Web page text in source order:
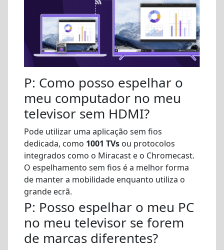
P: Como posso espelhar o
meu computador no meu
televisor sem HDMI?
Pode utilizar uma aplicação sem fios
dedicada, como 1001 TVs ou protocolos
integrados como o Miracast e o Chromecast.
O espelhamento sem fios é a melhor forma
de manter a mobilidade enquanto utiliza o
grande ecrã.
P: Posso espelhar o meu PC
no meu televisor se forem
de marcas diferentes?